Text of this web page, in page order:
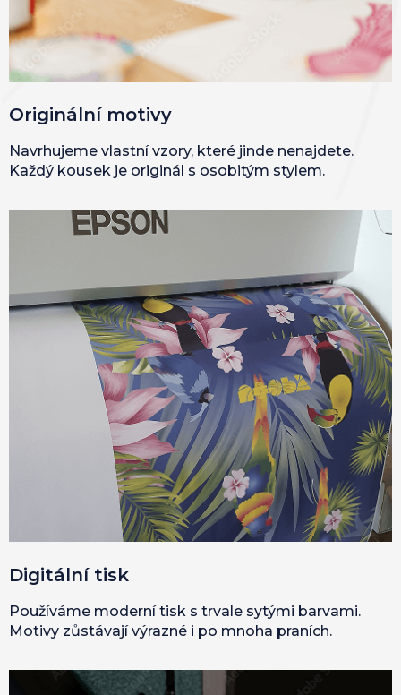
Originální motivy
Navrhujeme vlastní vzory, které jinde nenajdete.
Každý kousek je originál s osobitým stylem.
Digitální tisk
Používáme moderní tisk s trvale sytými barvami.
Motivy zůstávají výrazné i po mnoha praních.